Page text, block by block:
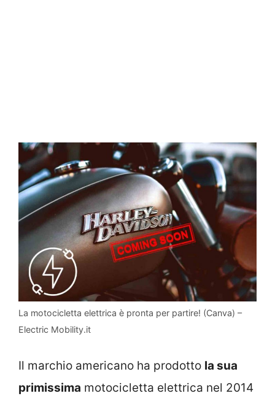
La motocicletta elettrica è pronta per partire! (Canva) –
Electric Mobility.it
Il marchio americano ha prodotto la sua
primissima motocicletta elettrica nel 2014